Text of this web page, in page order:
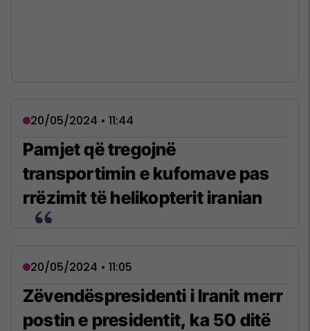
20/05/2024 • 11:44
Pamjet që tregojnë
transportimin e kufomave pas
rrëzimit të helikopterit iranian
20/05/2024 • 11:05
Zëvendëspresidenti i Iranit merr
postin e presidentit, ka 50 ditë